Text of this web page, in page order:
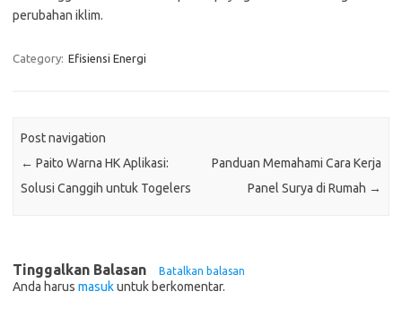
perubahan iklim.
Category: Efisiensi Energi
Post navigation
← Paito Warna HK Aplikasi:
Solusi Canggih untuk Togelers
Panduan Memahami Cara Kerja
Panel Surya di Rumah →
Tinggalkan Balasan Batalkan balasan
Anda harus masukuntuk berkomentar.